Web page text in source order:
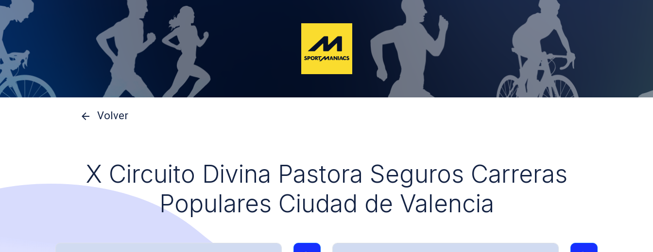
Volver
X Circuito Divina Pastora Seguros Carreras
Populares Ciudad de Valencia